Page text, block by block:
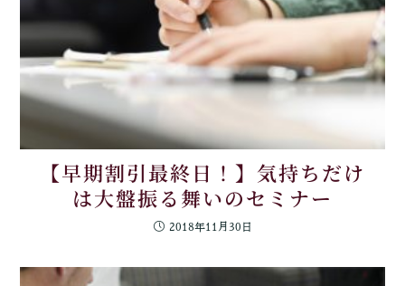
【早期割引最終日！】気持ちだけ
は大盤振る舞いのセミナー
2018年11月30日